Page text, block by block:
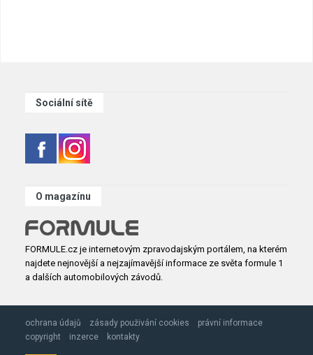
Sociální sítě
O magazínu
FORMULE.cz je internetovým zpravodajským portálem, na kterém
najdete nejnovější a nejzajímavější informace ze světa formule 1
a dalších automobilových závodů.
ochrana údajů zásady použivání cookies
právní informace
copyright
inzerce kontakty